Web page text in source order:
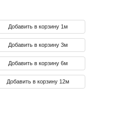
Добавить в корзину 1м
Добавить в корзину 3м
Добавить в корзину 6м
Добавить в корзину 12м